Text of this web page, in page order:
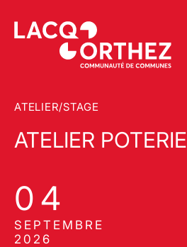
ATELIER/STAGE
ATELIER POTERIE
04
SEPTEMBRE
2026